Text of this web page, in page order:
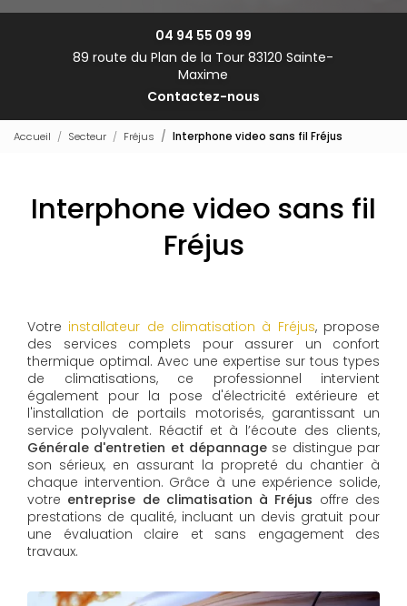
04 94 55 09 99
89 route du Plan de la Tour 83120 Sainte-
Maxime
Contactez-nous
Accueil Secteur Fréjus Interphone video sans fil Fréjus
Interphone video sans fil
Fréjus
Votre installateur de climatisation à Fréjus, propose
des services complets pour assurer un confort
thermique optimal. Avec une expertise sur tous types
de climatisations, ce professionnel intervient
également pour la pose d'électricité extérieure et
l'installation de portails motorisés, garantissant un
service polyvalent. Réactif et à l’écoute des clients,
Générale d'entretien et dépannage se distingue par
son sérieux, en assurant la propreté du chantier à
chaque intervention. Grâce à une expérience solide,
votre entreprise de climatisation à Fréjus offre des
prestations de qualité, incluant un devis gratuit pour
une évaluation claire et sans engagement des
travaux.